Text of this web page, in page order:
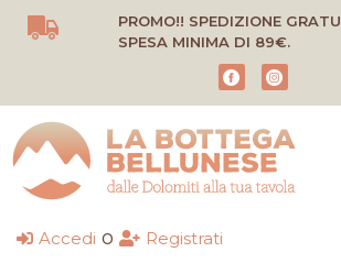
Vai
PROMO!! SPEDIZIONE
SPESA MINIMA DI 89€.
Accedi o Registrati